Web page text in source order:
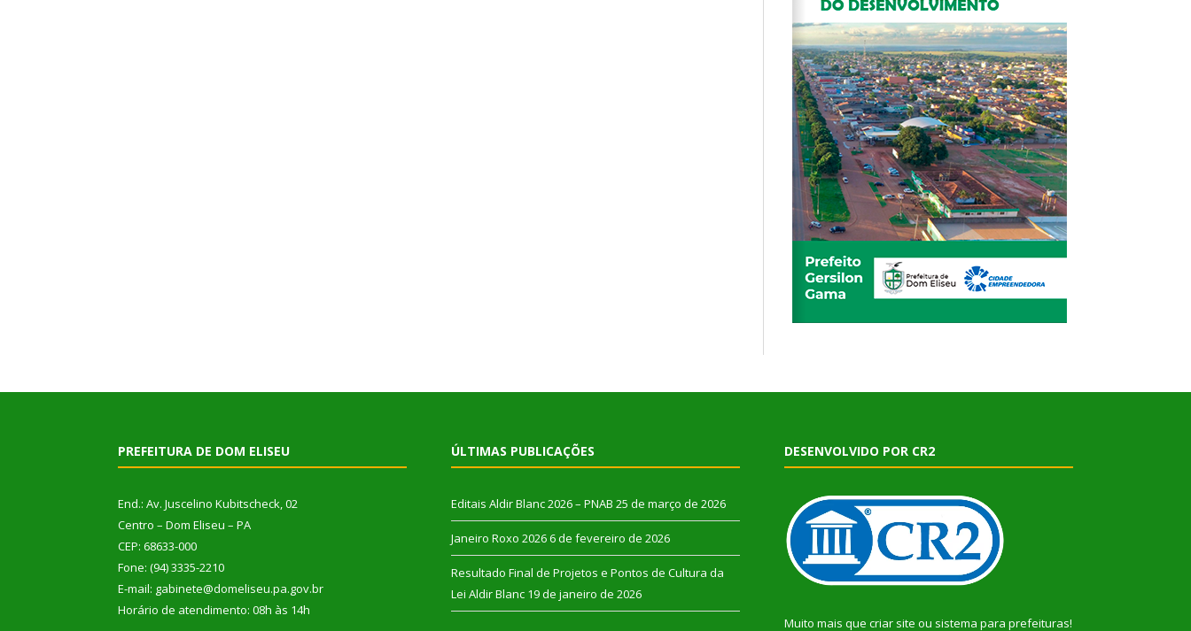
PREFEITURA DE DOM ELISEU
End.: Av. Juscelino Kubitscheck, 02
Centro – Dom Eliseu – PA
CEP: 68633-000
Fone: (94) 3335-2210
E-mail: gabinete@domeliseu.pa.gov.br
Horário de atendimento: 08h às 14h
ÚLTIMAS PUBLICAÇÕES
Editais Aldir Blanc 2026 – PNAB 25 de março de 2026
Janeiro Roxo 2026 6 de fevereiro de 2026
Resultado Final de Projetos e Pontos de Cultura da
Lei Aldir Blanc 19 de janeiro de 2026
DESENVOLVIDO POR CR2
Muito mais que criar site ou sistema para prefeituras!